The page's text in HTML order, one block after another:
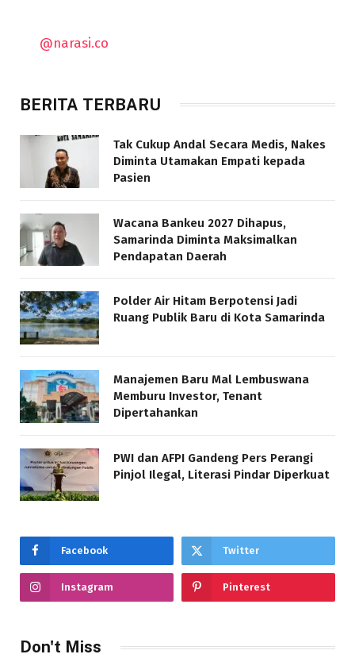
@narasi.co
BERITA TERBARU
Tak Cukup Andal Secara Medis, Nakes
Diminta Utamakan Empati kepada
Pasien
Wacana Bankeu 2027 Dihapus,
Samarinda Diminta Maksimalkan
Pendapatan Daerah
Polder Air Hitam Berpotensi Jadi
Ruang Publik Baru di Kota Samarinda
Manajemen Baru Mal Lembuswana
Memburu Investor, Tenant
Dipertahankan
PWI dan AFPI Gandeng Pers Perangi
Pinjol Ilegal, Literasi Pindar Diperkuat
Facebook Twitter
Instagram Pinterest
Don't Miss